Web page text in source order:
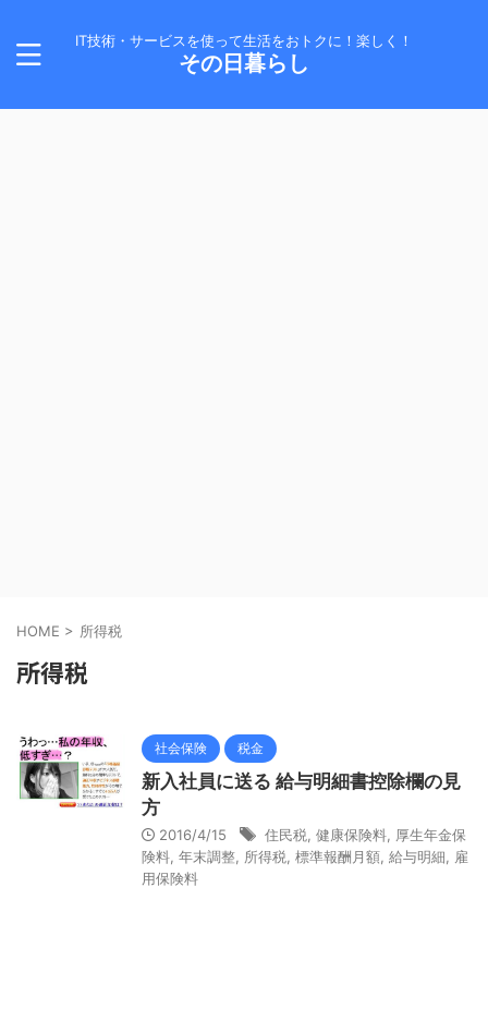
IT技術・サービスを使って生活をおトクに！楽しく！
その日暮らし
HOME > 所得税
所得税
社会保険 税金
新入社員に送る 給与明細書控除欄の見
方
2016/4/15 住民税 健康保険料 厚生年金保
険料 年末調整 所得税 標準報酬月額 給与明細
雇
用保険料